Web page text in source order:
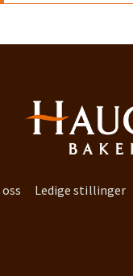
Ledige stillinger